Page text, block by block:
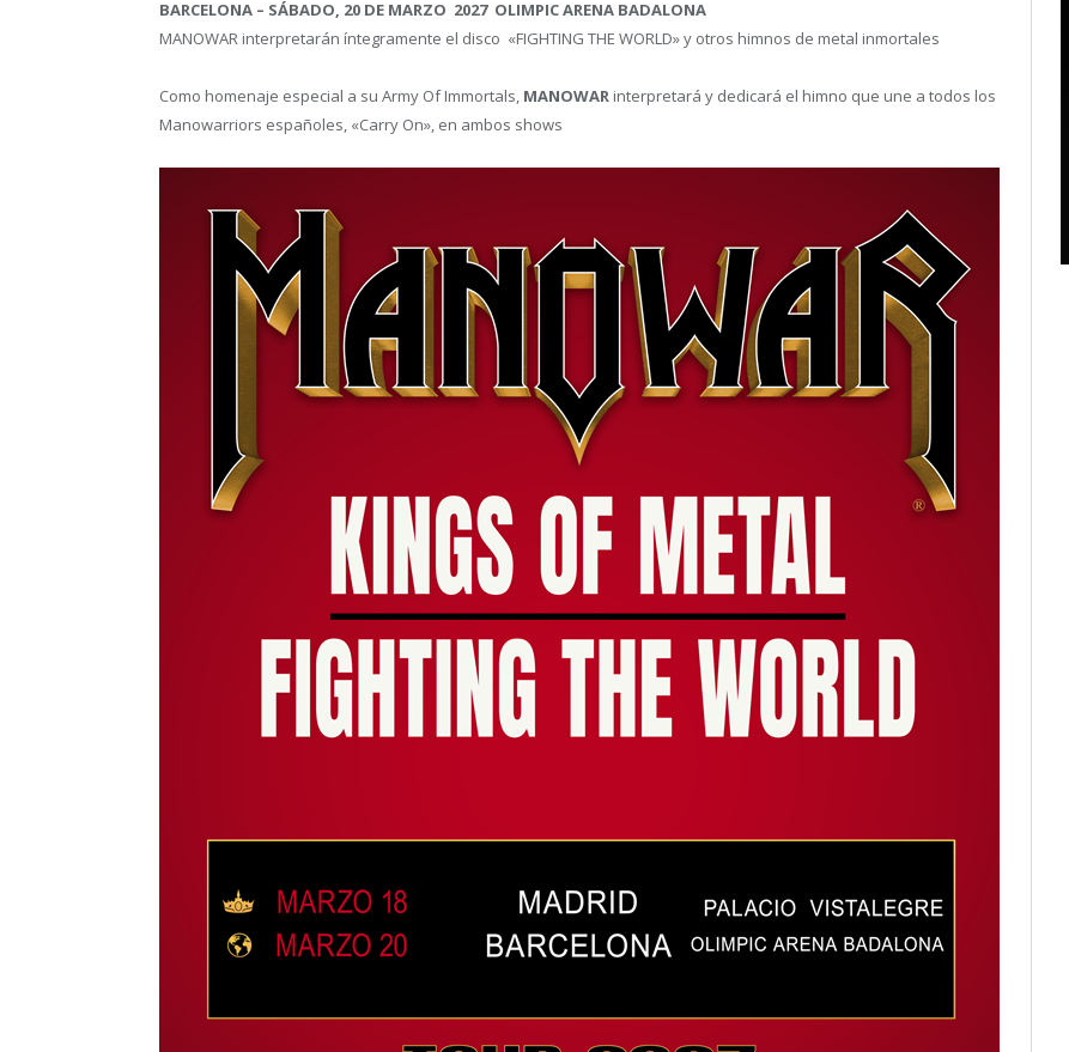
BARCELONA – SÁBADO, 20 DE MARZO 2027 OLIMPICARENA BADALONA
MANOWAR interpretarán íntegramente el disco «FIGHTING THE WORLD» y otros himnos de metal inmortales
Como homenaje especial a su Army Of Immortals, MANOWAR interpretará y dedicará el himno que une a todos los
Manowarriors españoles, «Carry On», en ambos shows